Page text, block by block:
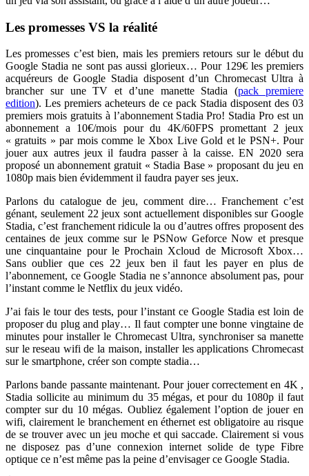
Les promesses VS la réalité
Les promesses c’est bien, mais les premiers retours sur le début du
Google Stadia ne sont pas aussi glorieux… Pour 129€ les premiers
acquéreurs de Google Stadia disposent d’un Chromecast Ultra à
brancher sur une TV et d’une manette Stadia (pack premiere
edition). Les premiers acheteurs de ce pack Stadia disposent des 03
premiers mois gratuits à l’abonnement Stadia Pro! Stadia Pro est un
abonnement a 10€/mois pour du 4K/60FPS promettant 2 jeux
« gratuits » par mois comme le Xbox Live Gold et le PSN+. Pour
jouer aux autres jeux il faudra passer à la caisse. EN 2020 sera
proposé un abonnement gratuit « Stadia Base » proposant du jeu en
1080p mais bien évidemment il faudra payer ses jeux.
Parlons du catalogue de jeu, comment dire… Franchement c’est
génant, seulement 22 jeux sont actuellement disponibles sur Google
Stadia, c’est franchement ridicule la ou d’autres offres proposent des
centaines de jeux comme sur le PSNow Geforce Now et presque
une cinquantaine pour le Prochain Xcloud de Microsoft Xbox…
Sans oublier que ces 22 jeux ben il faut les payer en plus de
l’abonnement, ce Google Stadia ne s’annonce absolument pas, pour
l’instant comme le Netflix du jeux vidéo.
J’ai fais le tour des tests, pour l’instant ce Google Stadia est loin de
proposer du plug and play… Il faut compter une bonne vingtaine de
minutes pour installer le Chromecast Ultra, synchroniser sa manette
sur le reseau wifi de la maison, installer les applications Chromecast
sur le smartphone, créer son compte stadia…
Parlons bande passante maintenant. Pour jouer correctement en 4K ,
Stadia sollicite au minimum du 35 mégas, et pour du 1080p il faut
compter sur du 10 mégas. Oubliez également l’option de jouer en
wifi, clairement le branchement en éthernet est obligatoire au risque
de se trouver avec un jeu moche et qui saccade. Clairement si vous
ne disposez pas d’une connexion internet solide de type Fibre
optique ce n’est même pas la peine d’envisager ce Google Stadia.